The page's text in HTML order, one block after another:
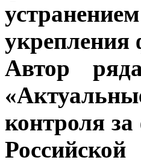
Автор
контроля